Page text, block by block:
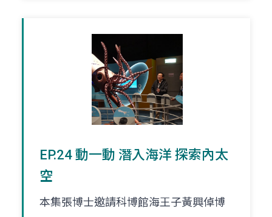
EP.24 動一動 潛入海洋 探索內太
空
本集張博士邀請科博館海王子黃興倬博